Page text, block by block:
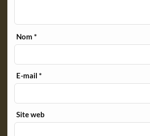
Nom*
E-mail*
Site web